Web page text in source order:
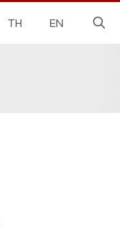
TH EN